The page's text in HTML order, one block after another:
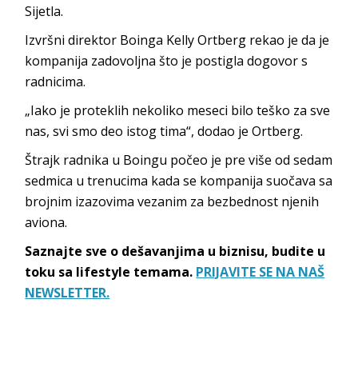
Sijetla.
Izvršni direktor Boinga Kelly Ortberg rekao je da je
kompanija zadovoljna što je postigla dogovor s
radnicima.
„Iako je proteklih nekoliko meseci bilo teško za sve
nas, svi smo deo istog tima“, dodao je Ortberg.
Štrajk radnika u Boingu počeo je pre više od sedam
sedmica u trenucima kada se kompanija suočava sa
brojnim izazovima vezanim za bezbednost njenih
aviona.
Saznajte sve o dešavanjima u biznisu, budite u
toku sa lifestyle temama. PRIJAVITE SE NA NAŠ
NEWSLETTER.